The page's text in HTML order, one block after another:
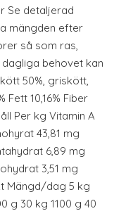
Se detaljerad
mängden efter
så som ras,
behovet kan
50%, griskött,
Fett 10,16% Fiber
Per kg Vitamin A
43,81 mg
6,89 mg
3,51 mg
Mängd/dag 5 kg
g 30 kg 1100 g 40